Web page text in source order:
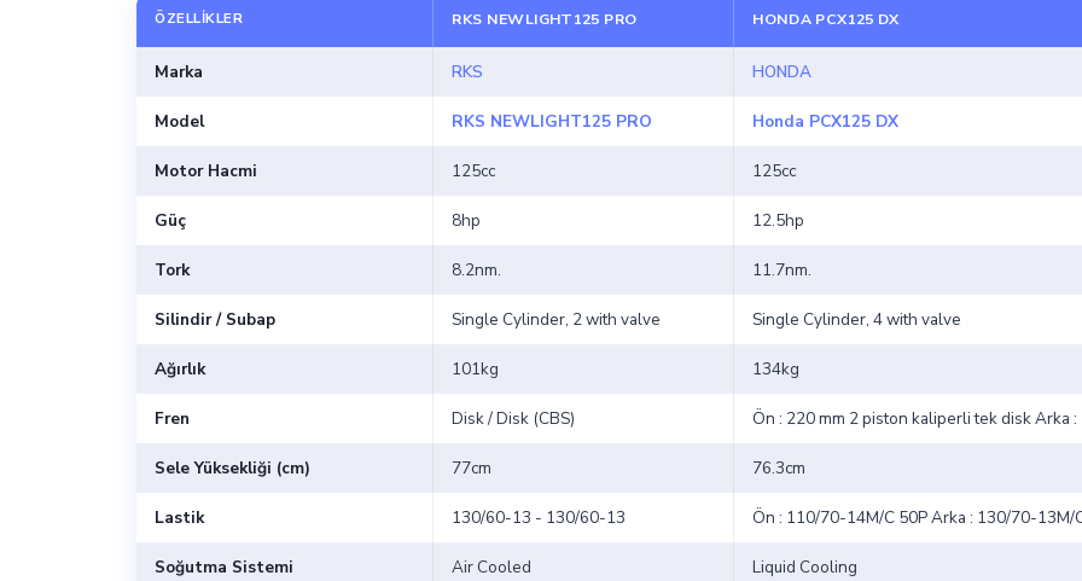
ÖZELLIKLER RKS NEWLIGHT125 PRO HONDA PCX125 DX
Marka RKS HONDA
Model RKS NEWLIGHT125 PRO Honda PCX125 DX
Motor Hacmi 125cc 125cc
Güç 8hp 12.5hp
Tork 8.2nm. 11.7nm.
Silindir / Subap Single Cylinder, 2 with valve Single Cylinder, 4 with valve
Ağırlık 101kg 134kg
Fren Disk / Disk (CBS) Ön : 220 mm 2 piston kaliperli tek disk Arka
Sele Yüksekliği (cm) 77cm 76.3cm
Lastik 130/60-13 - 130/60-13 Ön : 110/70-14M/C 50P Arka : 130/70-13M/
Soğutma Sistemi Air Cooled Liquid Cooling